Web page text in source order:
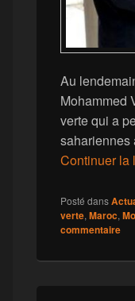
Au
Mohammed
verte qui a
sahariennes
Continuer la
Posté dans
verte, Maroc,
commentaire